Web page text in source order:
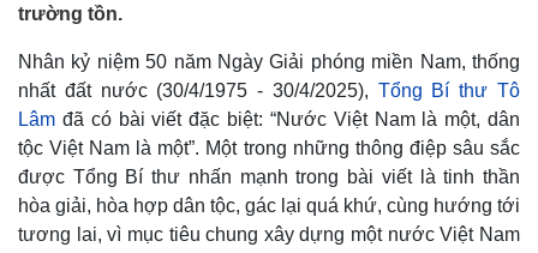
Nhận diện sự thật
Biển đảo
trường tồn.
Nhân kỷ niệm 50 năm Ngày Giải phóng miền Nam, thống
nhất đất nước (30/4/1975 - 30/4/2025), Tổng Bí thư Tô
Lâm đã có bài viết đặc biệt: “Nước Việt Nam là một, dân
tộc Việt Nam là một”. Một trong những thông điệp sâu sắc
được Tổng Bí thư nhấn mạnh trong bài viết là tinh thần
hòa giải, hòa hợp dân tộc, gác lại quá khứ, cùng hướng tới
tương lai, vì mục tiêu chung xây dựng một nước Việt Nam